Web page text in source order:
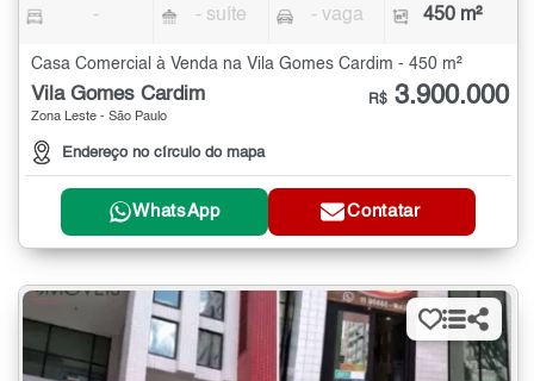
- - suíte - vaga 450 m²
Casa Comercial à Venda na Vila Gomes Cardim - 450 m²
Vila Gomes Cardim
Zona Leste - São Paulo
Endereço no círculo do mapa
R$ 3.900.000
WhatsApp Contatar